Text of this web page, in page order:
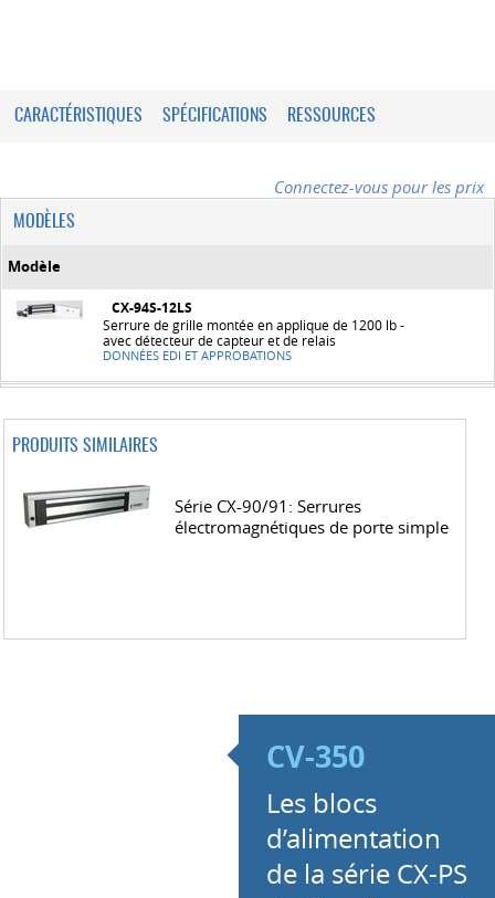
CARACTÉRISTIQUES SPÉCIFICATIONS RESSOURCES
Connectez-vous pour les prix
MODÈLES
Modèle
CX-94S-12LS
Serrure de grille montée en applique de 1200 lb -
avec détecteur de capteur et de relais
DONNÉES EDI ET APPROBATIONS
PRODUITS SIMILAIRES
Série CX-90/91: Serrures
électromagnétiques de porte simple
CV-350
Les blocs
d’alimentation
de la série CX-PS